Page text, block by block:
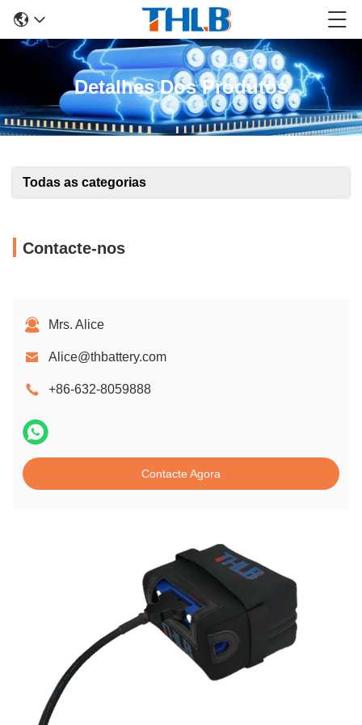
Detalhes Dos Produtos
Todas as categorias
Contacte-nos
Mrs. Alice
Alice@thbattery.com
+86-632-8059888
Contacte Agora